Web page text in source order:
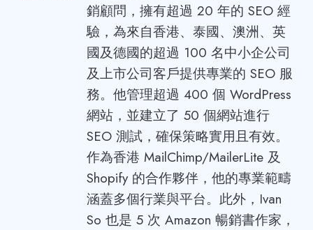
銷顧問，擁有超過 20 年的 SEO 經
驗，為來自香港、泰國、澳洲、英
國及德國的超過 100 名中小企公司
及上市公司客戶提供專業的 SEO 服
務。他管理超過 400 個 WordPress
網站，並建立了 50 個網站進行
SEO 測試，確保策略實用且有效。
作為香港 MailChimp/MailerLite 及
Shopify 的合作夥伴，他的專業範疇
涵蓋多個行業與平台。此外，Ivan
So 也是 5 次 Amazon 暢銷書作家，